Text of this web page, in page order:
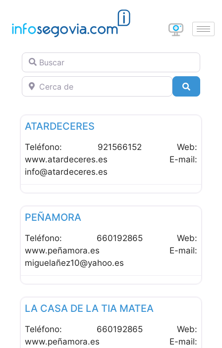
Buscar
Cerca de
ATARDECERES
Teléfono: 921566152 Web:
www.atardeceres.es E-mail:
info@atardeceres.es
PEÑAMORA
Teléfono: 660192865 Web:
www.peñamora.es E-mail:
miguelañez10@yahoo.es
LA CASA DE LA TIA MATEA
Teléfono: 660192865 Web:
www.peñamora.es E-mail: